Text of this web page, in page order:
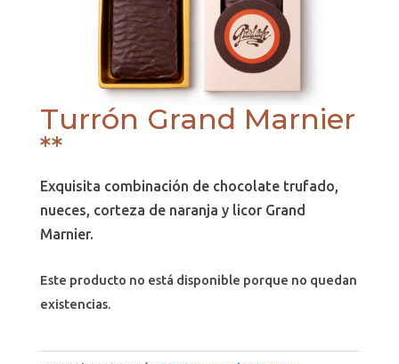
Turrón Grand Marnier
**
Exquisita combinación de chocolate trufado,
nueces, corteza de naranja y licor Grand
Marnier.
Este producto no está disponible porque no quedan
existencias.